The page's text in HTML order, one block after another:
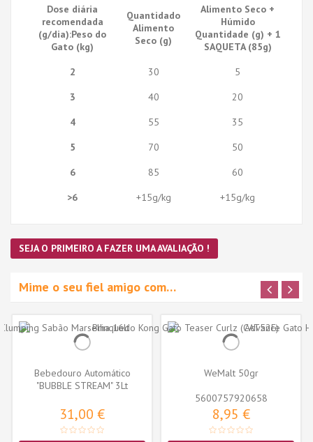
Dose diária
recomendada
(g/dia):Peso do
Gato (kg)
Quantidado
Alimento
Seco (g)
Alimento Seco +
Húmido
Quantidade (g) + 1
SAQUETA (85g)
2
30
5
3
40
20
4
55
35
5
70
50
6
85
60
>6
+15g/kg +15g/kg
SEJA O PRIMEIRO A FAZER UMA AVALIAÇÃO !
Mime o seu fiel amigo com…
Bebedouro Automático
"BUBBLE STREAM" 3Lt
31,00 €
WeMalt 50gr
5600757920658
8,95 €